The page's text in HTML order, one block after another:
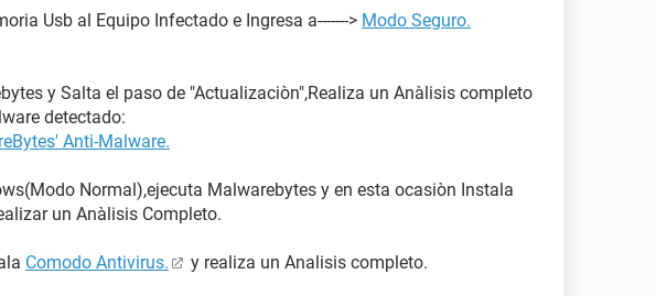
Usb al Equipo Infectado e Ingresa a-------> Modo Seguro.
y Salta el paso de "Actualizaciòn",Realiza un Anàlisis completo
detectado:
Anti-Malware.
Normal),ejecuta Malwarebytes y en esta ocasiòn Instala
un Anàlisis Completo.
Comodo Antivirus. y realiza un Analisis completo.